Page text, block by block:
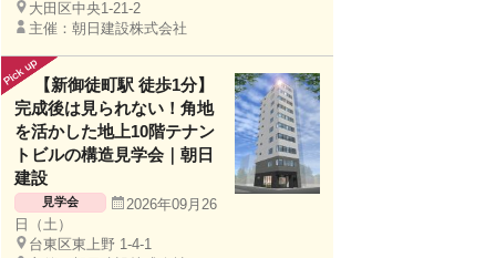
大田区中央1-21-2
主催：朝日建設株式会社
【新御徒町駅 徒歩1分】
完成後は見られない！角地
を活かした地上10階テナン
トビルの構造見学会｜朝日
建設
見学会
2026年09月26
日（土）
台東区東上野 1-4-1